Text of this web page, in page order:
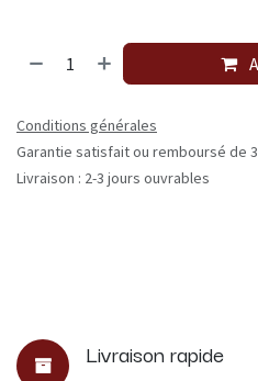
Conditions générales
Garantie satisfait ou remboursé de
Livraison : 2-3 jours ouvrables
Livraison rapide